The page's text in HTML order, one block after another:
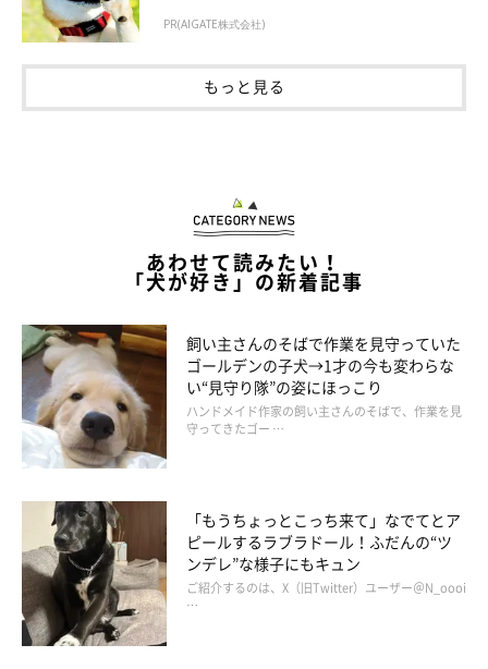
言葉や合図もすぐに覚える「賢いコ」なのだそう。そんなちまき
ちゃんの様子がわかるエピソードも教えてくれました。
飼い主さん：
「飼い主がスマホを触っているときには暇をしているのをわかっ
ていて、『暇なのに自分と遊んでくれない』というように怒った
りします（笑）
飼い主が外着に着替えるのはお出かけするときだというのもわか
っているらしく、休日は朝から出かけようとはしゃいでいます」
PR(AIGATE株式会社)
もっと見る
あわせて読みたい！
「犬が好き」の新着記事
飼い主さんのそばで作業を見守っていた
ゴールデンの子犬→1才の今も変わらな
い“見守り隊”の姿にほっこり
ハンドメイド作家の飼い主さんのそばで、作業を見
守ってきたゴー …
「もうちょっとこっち来て」なでてとア
ピールするラブラドール！ふだんの“ツ
ンデレ”な様子にもキュン
ご紹介するのは、X（旧Twitter）ユーザー＠N_oooi
…